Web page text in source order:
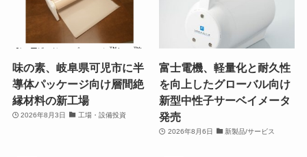
味の素、岐阜県可児市に半
導体パッケージ向け層間絶
縁材料の新工場
2026年8月3日 工場・設備投資
富士電機、軽量化と耐久性
を向上したグローバル向け
新型中性子サーベイメータ
発売
2026年8月6日 新製品/サービス